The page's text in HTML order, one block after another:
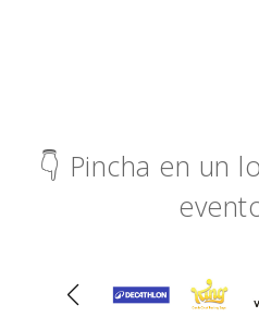
👇 Pincha en un